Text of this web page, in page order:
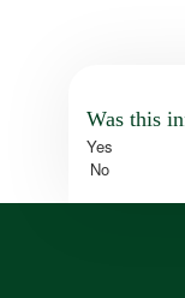
Was this
Yes
No